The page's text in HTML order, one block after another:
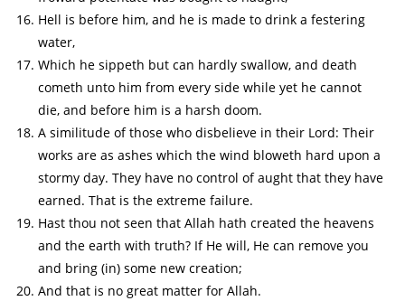
Hell is before him, and he is made to drink a festering
water,
Which he sippeth but can hardly swallow, and death
cometh unto him from every side while yet he cannot
die, and before him is a harsh doom.
A similitude of those who disbelieve in their Lord: Their
works are as ashes which the wind bloweth hard upon a
stormy day. They have no control of aught that they have
earned. That is the extreme failure.
Hast thou not seen that Allah hath created the heavens
and the earth with truth? If He will, He can remove you
and bring (in) some new creation;
And that is no great matter for Allah.